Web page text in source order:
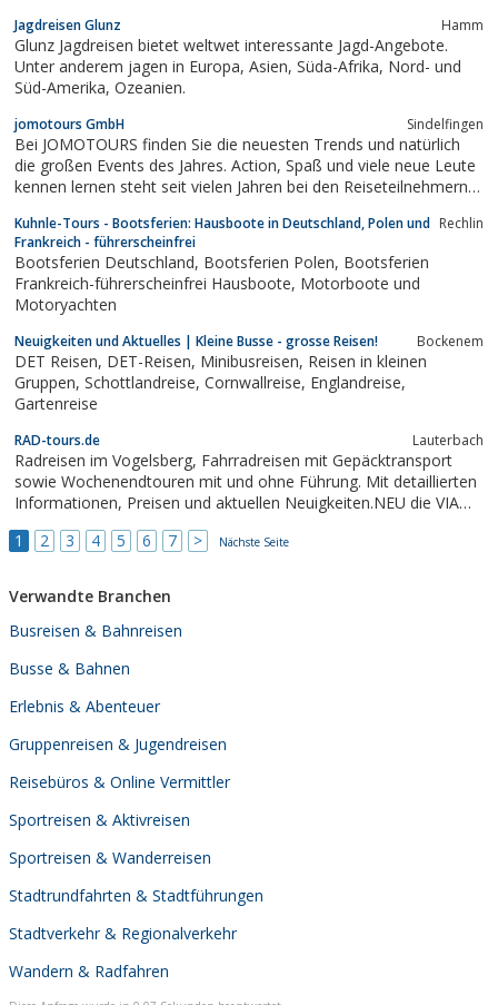
Jagdreisen Glunz Hamm
Glunz Jagdreisen bietet weltwet interessante Jagd-Angebote.
Unter anderem jagen in Europa, Asien, Süda-Afrika, Nord- und
Süd-Amerika, Ozeanien.
jomotours GmbH Sindelfingen
Bei JOMOTOURS finden Sie die neuesten Trends und natürlich
die großen Events des Jahres. Action, Spaß und viele neue Leute
kennen lernen steht seit vielen Jahren bei den Reiseteilnehmern
dem Reisebus nach Amsterdam, nach Paris, nach Prag, nach
Mailand.Außerdem...
Kuhnle-Tours - Bootsferien: Hausboote in Deutschland, Polen und
Frankreich - führerscheinfrei
Rechlin
Bootsferien Deutschland, Bootsferien Polen, Bootsferien
Frankreich-führerscheinfrei Hausboote, Motorboote und
Motoryachten
Neuigkeiten und Aktuelles | Kleine Busse - grosse Reisen! Bockenem
DET Reisen, DET-Reisen, Minibusreisen, Reisen in kleinen
Gruppen, Schottlandreise, Cornwallreise, Englandreise,
Gartenreise
RAD-tours.de Lauterbach
Radreisen im Vogelsberg, Fahrradreisen mit Gepäcktransport
sowie Wochenendtouren mit und ohne Führung. Mit detaillierten
Informationen, Preisen und aktuellen Neuigkeiten.NEU die VIA
1 2 3 4 5 6 7 > Nächste Seite
Verwandte Branchen
Busreisen & Bahnreisen
Busse & Bahnen
Erlebnis & Abenteuer
Gruppenreisen & Jugendreisen
Reisebüros & Online Vermittler
Sportreisen & Aktivreisen
Sportreisen & Wanderreisen
Stadtrundfahrten & Stadtführungen
Stadtverkehr & Regionalverkehr
Wandern & Radfahren